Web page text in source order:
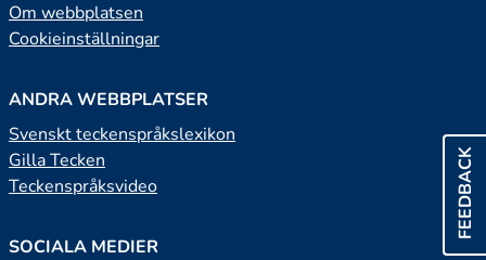
FEEDBACK
Om webbplatsen
Cookieinställningar
ANDRA WEBBPLATSER
Svenskt teckenspråkslexikon
Gilla Tecken
Teckenspråksvideo
SOCIALA MEDIER